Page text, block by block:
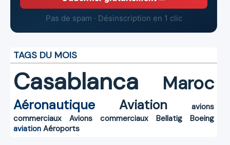
Pas de spam · Désinscription en 1 clic
TAGS DU MOIS
Casablanca Maroc
Aéronautique Aviation
avions
commerciaux
Avions commerciaux Bellatig
Boeing
aviation Aéroports